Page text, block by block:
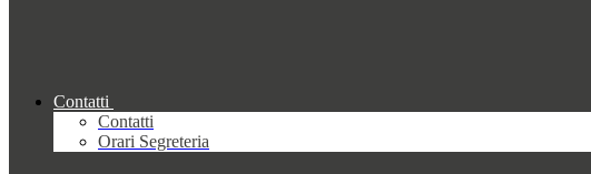
Contatti
Contatti
Orari Segreteria